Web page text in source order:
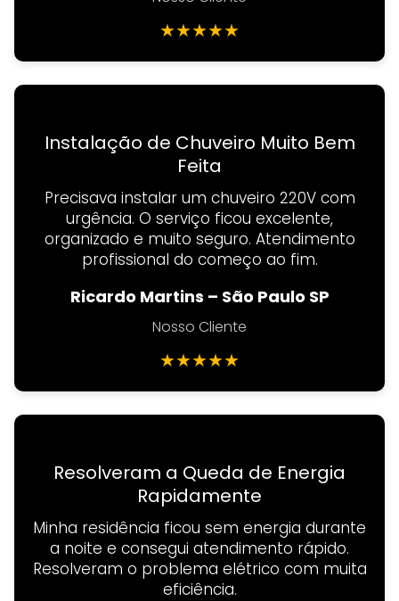
★★★★★
Instalação de Chuveiro Muito Bem
Feita
Precisava instalar um chuveiro 220V com
urgência. O serviço ficou excelente,
organizado e muito seguro. Atendimento
profissional do começo ao fim.
Ricardo Martins – São Paulo SP
Nosso Cliente
★★★★★
Resolveram a Queda de Energia
Rapidamente
Minha residência ficou sem energia durante
a noite e consegui atendimento rápido.
Resolveram o problema elétrico com muita
eficiência.